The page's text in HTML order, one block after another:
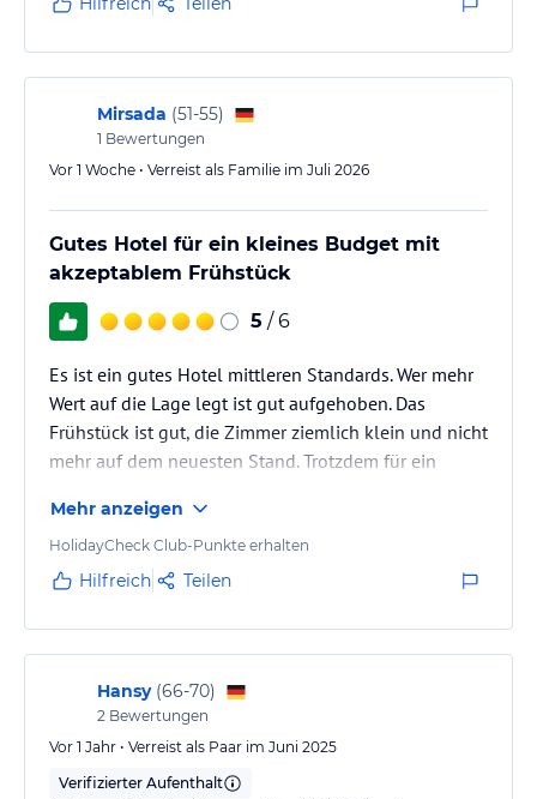
Sonstige Einrichtungen und Services
Gebäude gibt es kostenfreies Wireless Internet. Eine Bar und ein
Restaurant sind im Haus vorhanden. Die Unterkunft ist mit einem
Friseur-/Schönheitssalon ausgestattet. Wäscheservice, Weckdienst,
zusätzlichen Komfort.
Hinweis: Allgemeine und unverbindliche
Hoteliers-/Veranstalter-/Kataloginformationen. Alle Angaben
ohne Gewähr und ohne Prüfung durch HolidayCheck. Bitte
lies vor der Buchung die verbindlichen
Mirsada (51-55)
1 Bewertungen
Vor 1 Woche • Verreist als Familie im Juli 2026
Gutes Hotel für ein kleines Budget mit
akzeptablem Frühstück
5 / 6
Es ist ein gutes Hotel mittleren Standards. Wer mehr
Wert auf die Lage legt ist gut aufgehoben. Das
Frühstück ist gut, die Zimmer ziemlich klein und nicht
mehr auf dem neuesten Stand. Trotzdem für ein
Mehr anzeigen
HolidayCheck Club-Punkte erhalten
Hilfreich Teilen
Hansy (66-70)
2 Bewertungen
Vor 1 Jahr • Verreist als Paar im Juni 2025
Verifizierter Aufenthalt